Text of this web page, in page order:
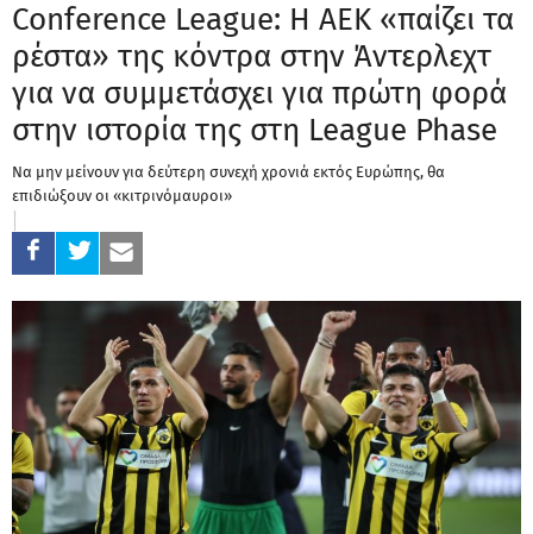
Conference League: Η ΑΕΚ «παίζει τα
ρέστα» της κόντρα στην Άντερλεχτ
για να συμμετάσχει για πρώτη φορά
στην ιστορία της στη League Phase
Να μην μείνουν για δεύτερη συνεχή χρονιά εκτός Ευρώπης, θα
επιδιώξουν οι «κιτρινόμαυροι»